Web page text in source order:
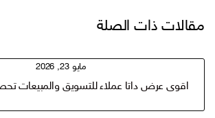
مقالات ذات الصلة
مايو 23, 2026
اقوى عرض داتا عملاء للتسويق والمبيعات